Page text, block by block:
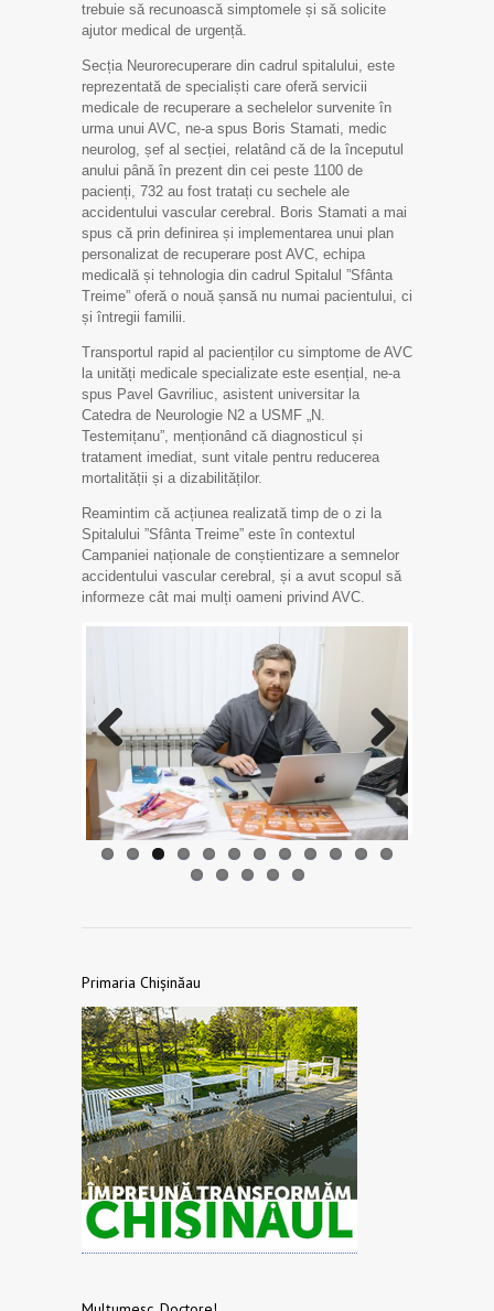
trebuie să recunoască simptomele și să solicite
ajutor medical de urgență.
Secția Neurorecuperare din cadrul spitalului, este
reprezentată de specialiști care oferă servicii
medicale de recuperare a sechelelor survenite în
urma unui AVC, ne-a spus Boris Stamati, medic
neurolog, șef al secției, relatând că de la începutul
anului până în prezent din cei peste 1100 de
pacienți, 732 au fost tratați cu sechele ale
accidentului vascular cerebral. Boris Stamati a mai
spus că prin definirea și implementarea unui plan
personalizat de recuperare post AVC, echipa
medicală și tehnologia din cadrul Spitalul ”Sfânta
Treime” oferă o nouă șansă nu numai pacientului, ci
și întregii familii.
Transportul rapid al pacienților cu simptome de AVC
la unități medicale specializate este esențial, ne-a
spus Pavel Gavriliuc, asistent universitar la
Catedra de Neurologie N2 a USMF „N.
Testemițanu”, menționând că diagnosticul și
tratament imediat, sunt vitale pentru reducerea
mortalității și a dizabilităților.
Reamintim că acțiunea realizată timp de o zi la
Spitalului ”Sfânta Treime” este în contextul
Campaniei naționale de conștientizare a semnelor
accidentului vascular cerebral, și a avut scopul să
informeze cât mai mulți oameni privind AVC.
Previo
Next
Primaria Chișinăau